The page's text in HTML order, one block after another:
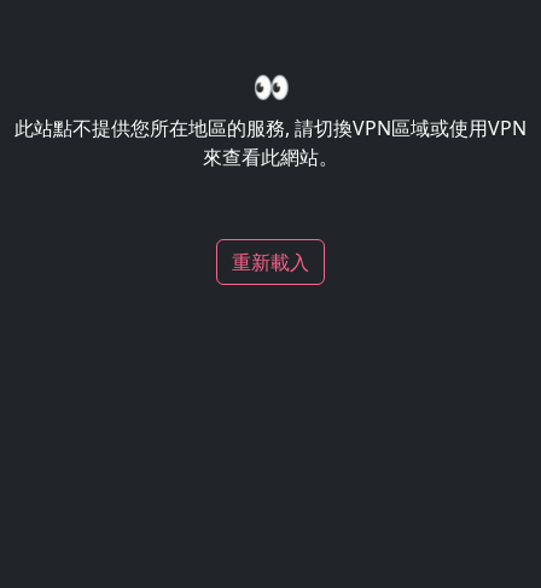
👀
此站點不提供您所在地區的服務, 請切換VPN區域或使用VPN
來查看此網站。
重新載入